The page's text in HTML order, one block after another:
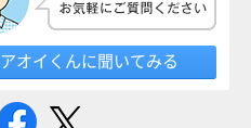
アオイくんに聞いてみる